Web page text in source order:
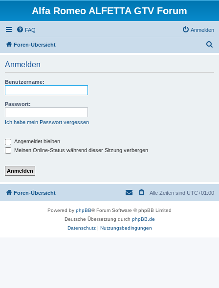
Alfa Romeo ALFETTA GTV Forum
FAQ Anmelden
Foren-Übersicht
Anmelden
Benutzername:
Passwort:
Ich habe mein Passwort vergessen
Angemeldet bleiben
Meinen Online-Status während dieser Sitzung verbergen
Foren-Übersicht Alle Zeiten sind UTC+01:00
Powered by phpBB® Forum Software © phpBB Limited
Deutsche Übersetzung durch phpBB.de
Datenschutz| Nutzungsbedingungen